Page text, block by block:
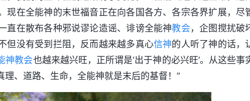
现在全能神的末世福音正在向各国各方、各宗各界扩展，尽
直在散布各种邪说谬论造谣、诽谤全能神教会，企图搅扰破
但没有受到拦阻，反而越来越多真心信神的人听了神的话，
神教会也越来越兴旺，正所谓是‘出于神的必兴旺’。从这些事
、道路、生命，全能神就是末后的基督！”